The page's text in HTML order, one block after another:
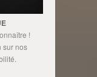
!
sur nos